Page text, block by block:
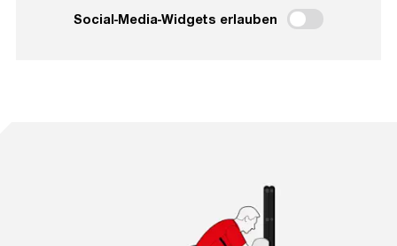
Social-Media-Widgets erlauben